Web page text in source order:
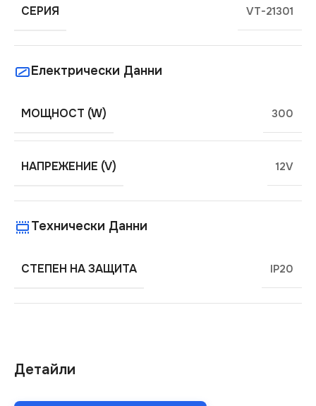
Детайли
СЕРИЯ VT-21301
Електрически Данни
МОЩНОСТ (W) 300
НАПРЕЖЕНИЕ (V) 12V
Технически Данни
СТЕПЕН НА ЗАЩИТА IP20